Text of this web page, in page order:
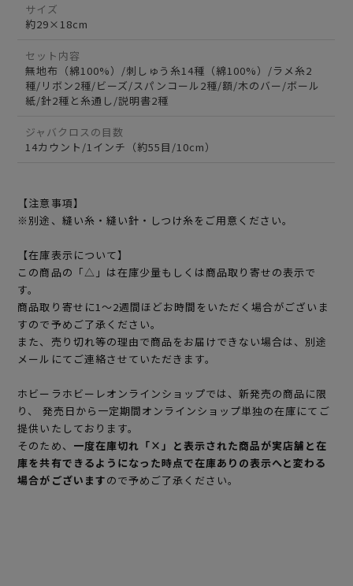
サイズ
約29×18cm
セット内容
無地布（綿100%）/刺しゅう糸14種（綿100%）/ラメ糸2
種/リボン2種/ビーズ/スパンコール2種/額/木のバー/ボール
紙/針2種と糸通し/説明書2種
ジャバクロスの目数
14カウント/1インチ（約55目/10cm）
【注意事項】
※別途、縫い糸・縫い針・しつけ糸をご用意ください。
【在庫表示について】
この商品の「△」は在庫少量もしくは商品取り寄せの表示で
す。
商品取り寄せに1～2週間ほどお時間をいただく場合がございま
すので予めご了承ください。
また、売り切れ等の理由で商品をお届けできない場合は、別途
メールにてご連絡させていただきます。
ホビーラホビーレオンラインショップでは、新発売の商品に限
り、 発売日から一定期間オンラインショップ単独の在庫にてご
提供いたしております。
そのため、 一度在庫切れ「×」と表示された商品が実店舗と在
庫を共有できるようになった時点で在庫ありの表示へと変わる
場合がございますので予めご了承ください。